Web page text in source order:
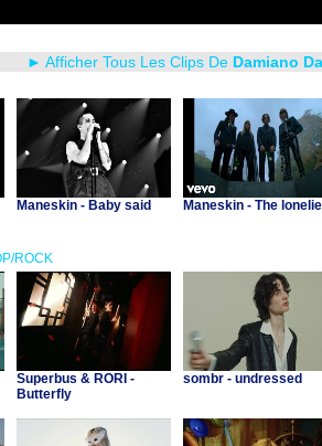
► Afficher Tous Les Clips De Damiano
Maneskin - Baby said Maneskin - The
ROCK
Superbus & RORI -
Butterfly
sombr - undressed